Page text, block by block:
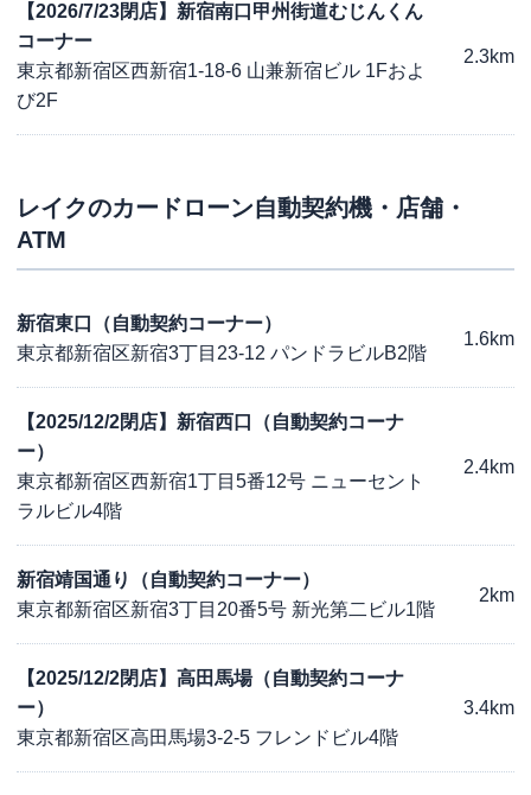
【2026/7/23閉店】新宿南口甲州街道むじんくん
コーナー
東京都新宿区西新宿1-18-6 山兼新宿ビル 1Fおよ
び2F
2.3km
レイクのカードローン自動契約機・店舗・
ATM
新宿東口（自動契約コーナー）
東京都新宿区新宿3丁目23-12 パンドラビルB2階
1.6km
【2025/12/2閉店】新宿西口（自動契約コーナ
ー）
東京都新宿区西新宿1丁目5番12号 ニューセント
ラルビル4階
2.4km
新宿靖国通り（自動契約コーナー）
東京都新宿区新宿3丁目20番5号 新光第二ビル1階
2km
【2025/12/2閉店】高田馬場（自動契約コーナ
ー）
東京都新宿区高田馬場3-2-5 フレンドビル4階
3.4km